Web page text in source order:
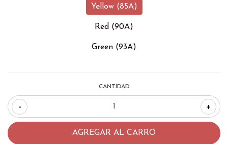
Yellow (85A)
Red (90A)
Green (93A)
CANTIDAD
- +